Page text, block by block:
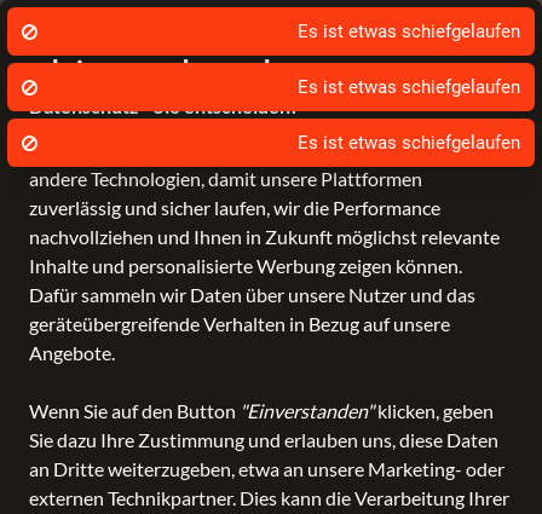
Wir nutzen Cookies um unsere Dienste zu
erbringen und zu verbessern.
Datenschutz - Sie entscheiden!
Bagmondo und unsere Partner nutzen Cookies und
andere Technologien, damit unsere Plattformen
zuverlässig und sicher laufen, wir die Performance
nachvollziehen und Ihnen in Zukunft möglichst relevante
Inhalte und personalisierte Werbung zeigen können.
Dafür sammeln wir Daten über unsere Nutzer und das
geräteübergreifende Verhalten in Bezug auf unsere
Angebote.
Wenn Sie auf den Button "Einverstanden"klicken, geben
Sie dazu Ihre Zustimmung und erlauben uns, diese Daten
an Dritte weiterzugeben, etwa an unsere Marketing- oder
externen Technikpartner. Dies kann die Verarbeitung Ihrer
Reise Business Freizeit Fashion & Lifestyle